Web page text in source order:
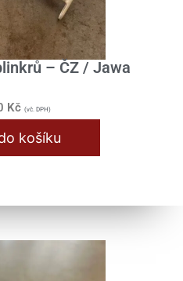
– ČZ / Jawa
Kč (vč. DPH)
košíku